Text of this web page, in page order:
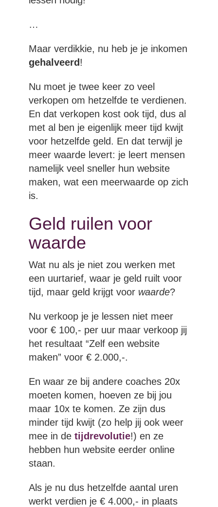
…
Maar verdikkie, nu heb je je inkomen
gehalveerd!
Nu moet je twee keer zo veel
verkopen om hetzelfde te verdienen.
En dat verkopen kost ook tijd, dus al
met al ben je eigenlijk meer tijd kwijt
voor hetzelfde geld. En dat terwijl je
meer waarde levert: je leert mensen
namelijk veel sneller hun website
maken, wat een meerwaarde op zich
is.
Geld ruilen voor
waarde
Wat nu als je niet zou werken met
een uurtarief, waar je geld ruilt voor
tijd, maar geld krijgt voor waarde?
Nu verkoop je je lessen niet meer
voor € 100,- per uur maar verkoop jij
het resultaat “Zelf een website
maken” voor € 2.000,-.
En waar ze bij andere coaches 20x
moeten komen, hoeven ze bij jou
maar 10x te komen. Ze zijn dus
minder tijd kwijt (zo help jij ook weer
mee in de tijdrevolutie!) en ze
hebben hun website eerder online
staan.
Als je nu dus hetzelfde aantal uren
werkt verdien je € 4.000,- in plaats